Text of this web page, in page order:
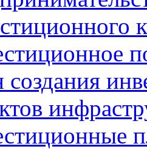
создания